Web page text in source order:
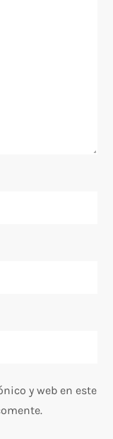
y web en este